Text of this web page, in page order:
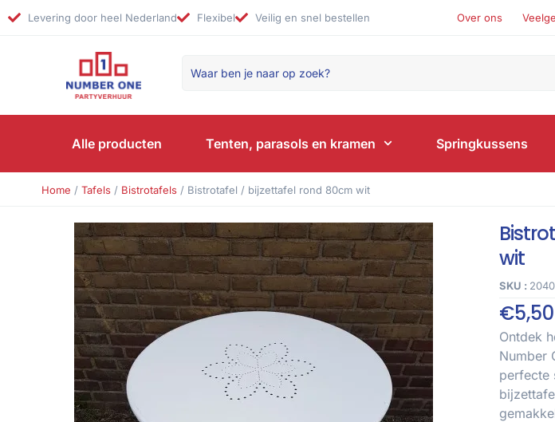
Levering door heel Nederland Flexibel Veilig en snel bestellen Over ons
Alle producten Tenten, parasols en kramen Springkussens
Home / Tafels / Bistrotafels / Bistrotafel / bijzettafel rond 80cm wit
wit
SKU :
€5,50
Ontdek
Number
perfecte